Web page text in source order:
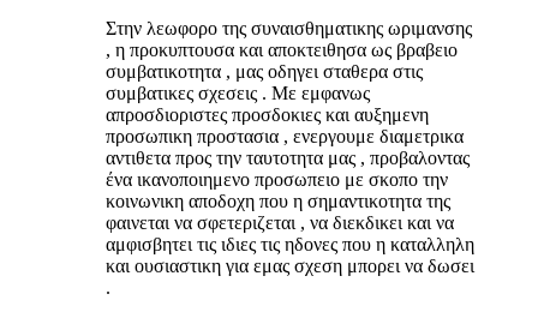
Στην λεωφορο της συναισθηματικης ωριμανσης
, η προκυπτουσα και αποκτειθησα ως βραβειο
συμβατικοτητα , μας οδηγει σταθερα στις
συμβατικες σχεσεις . Με εμφανως
απροσδιοριστες προσδοκιες και αυξημενη
προσωπικη προστασια , ενεργουμε διαμετρικα
αντιθετα προς την ταυτοτητα μας , προβαλοντας
ένα ικανοποιημενο προσωπειο με σκοπο την
κοινωνικη αποδοχη που η σημαντικοτητα της
φαινεται να σφετεριζεται , να διεκδικει και να
αμφισβητει τις ιδιες τις ηδονες που η καταλληλη
και ουσιαστικη για εμας σχεση μπορει να δωσει
.